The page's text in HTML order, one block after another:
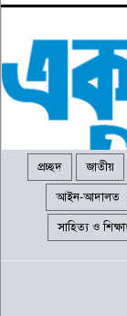
৬
৭
প্রচ্ছদ জাতীয়
আইন-আদালত
সাহিত্য ও